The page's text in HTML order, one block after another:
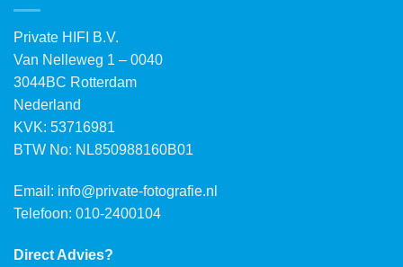
Private HIFI B.V.
Van Nelleweg 1 – 0040
3044BC Rotterdam
Nederland
KVK: 53716981
BTW No: NL850988160B01
Email: info@private-fotografie.nl
Telefoon: 010-2400104
Direct Advies?